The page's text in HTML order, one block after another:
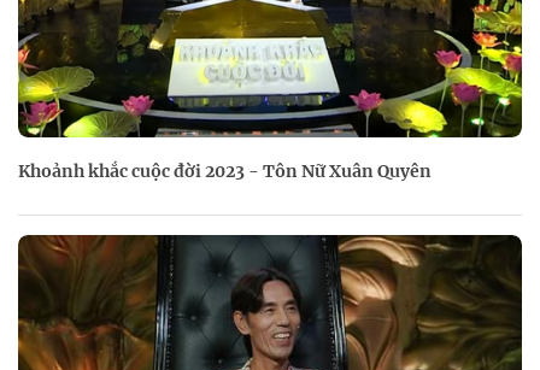
Khoảnh khắc cuộc đời 2023 - Tôn Nữ Xuân Quyên